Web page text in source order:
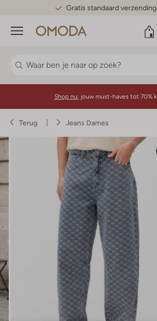
Gratis standaard
Menu
Shop nu: jouw must-haves tot 70%
Terug Jeans Dames